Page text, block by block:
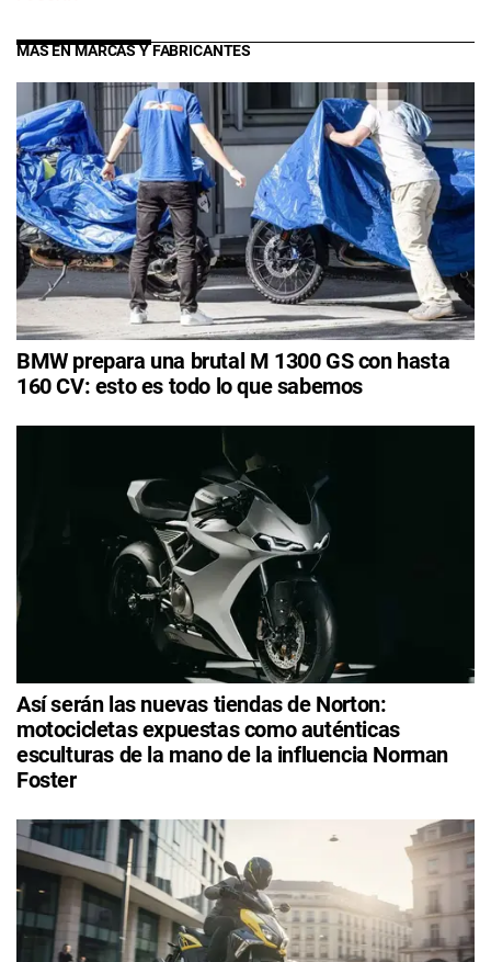
MÁS EN MARCAS Y FABRICANTES
BMW prepara una brutal M 1300 GS con hasta
160 CV: esto es todo lo que sabemos
Así serán las nuevas tiendas de Norton:
motocicletas expuestas como auténticas
esculturas de la mano de la influencia Norman
Foster